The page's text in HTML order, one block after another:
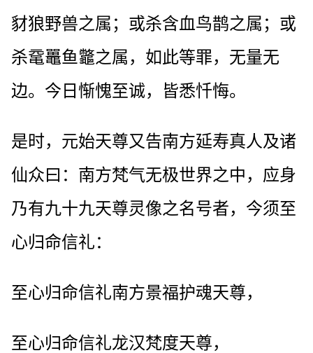
豺狼野兽之属；或杀含血鸟鹊之属；或
杀鼋鼉鱼龞之属，如此等罪，无量无
边。今日惭愧至诚，皆悉忏悔。
是时，元始天尊又告南方延寿真人及诸
仙众曰：南方梵气无极世界之中，应身
乃有九十九天尊灵像之名号者，今须至
心归命信礼：
至心归命信礼南方景福护魂天尊，
至心归命信礼龙汉梵度天尊，